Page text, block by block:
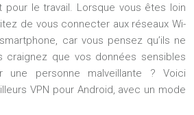
pour le travail. Lorsque vous êtes loin
de vous connecter aux réseaux Wi-
car vous pensez qu’ils ne
craignez que vos données sensibles
une personne malveillante ? Voici
VPN pour Android, avec un mode